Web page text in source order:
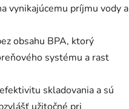
vynikajúcemu príjmu vody a
obsahu BPA, ktorý
systému a rast
skladovania a sú